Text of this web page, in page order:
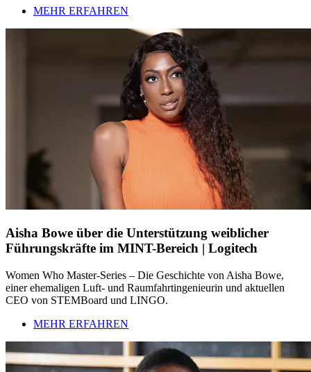
MEHR ERFAHREN
Aisha Bowe über die Unterstützung weiblicher
Führungskräfte im MINT-Bereich | Logitech
Women Who Master-Series – Die Geschichte von Aisha Bowe,
einer ehemaligen Luft- und Raumfahrtingenieurin und aktuellen
CEO von STEMBoard und LINGO.
MEHR ERFAHREN